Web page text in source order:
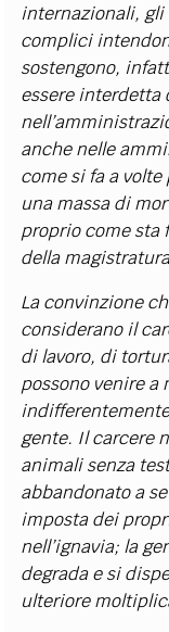
internazionali, gli
complici
sostengono,
essere interdetta
anche nelle
come si fa a
una massa di
proprio come sta
della
La convinzione
considerano il
di lavoro, di
possono venire a
gente. Il carcere
animali senza
abbandonato a
imposta dei
nell’ignavia; la
degrada e si
ulteriore